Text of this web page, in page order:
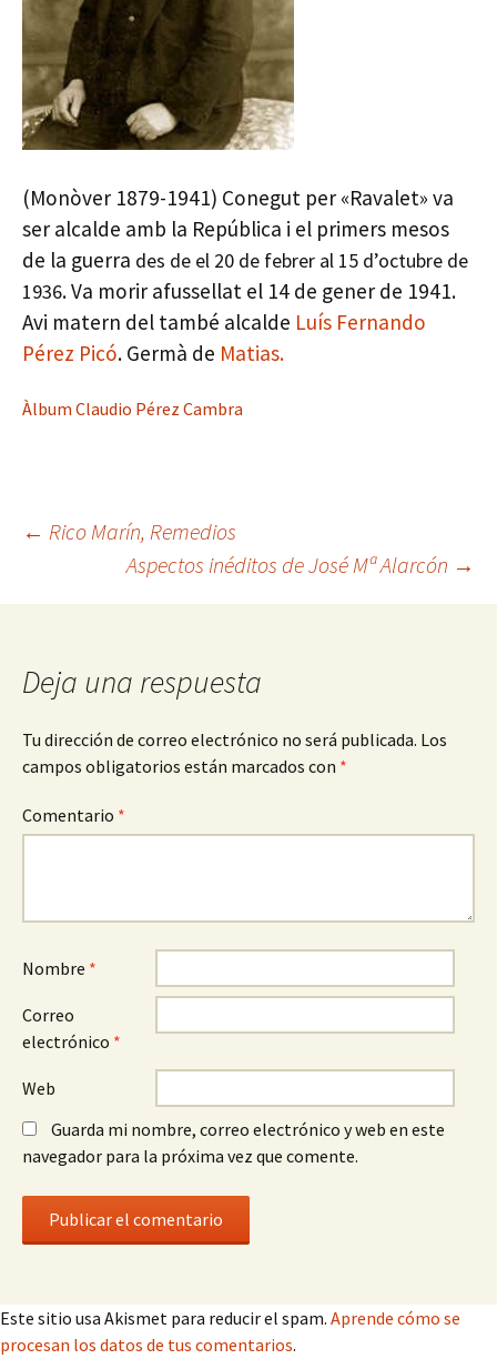
(Monòver 1879-1941) Conegut per «Ravalet» va
ser alcalde amb la República i el primers mesos
de la guerra des de el 20 de febrer al 15 d’octubre de
1936. Va morir afussellat el 14 de gener de 1941.
Avi matern del també alcalde Luís Fernando
Pérez Picó. Germà de Matias.
Àlbum Claudio Pérez Cambra
Navegación
de
entradas
← Rico Marín, Remedios
Aspectos inéditos de José Mª Alarcón →
Deja una respuesta
Tu dirección de correo electrónico no será publicada. Los
campos obligatorios están marcados con *
Comentario *
Nombre *
Correo
electrónico *
Web
Guarda mi nombre, correo electrónico y web en este
navegador para la próxima vez que comente.
Este sitio usa Akismet para reducir el spam. Aprende cómo se
procesan los datos de tus comentarios.